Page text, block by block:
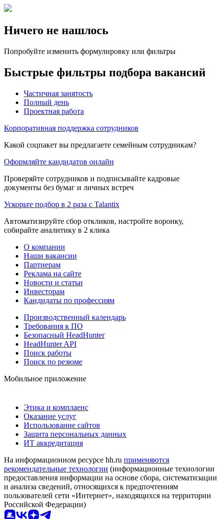
Ничего не нашлось
Попробуйте изменить формулировку или фильтры
Быстрые фильтры подбора вакансий
Частичная занятость
Полный день
Проектная работа
Корпоративная поддержка сотрудников
Какой соцпакет вы предлагаете семейным сотрудникам?
Оформляйте кандидатов онлайн
Проверяйте сотрудников и подписывайте кадровые
документы без бумаг и личных встреч
Ускорьте подбор в 2 раза с Talantix
Автоматизируйте сбор откликов, настройте воронку,
собирайте аналитику в 2 клика
О компании
Наши вакансии
Партнерам
Реклама на сайте
Новости и статьи
Инвесторам
Кандидаты по профессиям
Производственный календарь
Требования к ПО
Безопасный HeadHunter
HeadHunter API
Поиск работы
Поиск по резюме
Мобильное приложение
Этика и комплаенс
Оказание услуг
Использование сайтов
Защита персональных данных
ИТ аккредитация
На информационном ресурсе hh.ru применяются
рекомендательные технологии (информационные технологии
предоставления информации на основе сбора, систематизации
и анализа сведений, относящихся к предпочтениям
пользователей сети «Интернет», находящихся на территории
Российской Федерации)